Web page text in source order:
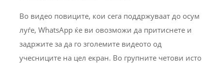
Во видео повиците, кои сега поддржуваат до осум
луѓе, WhatsApp ќе ви овозможи да притиснете и
задржите за да го зголемите видеото од
учесниците на цел екран. Во групните четови исто